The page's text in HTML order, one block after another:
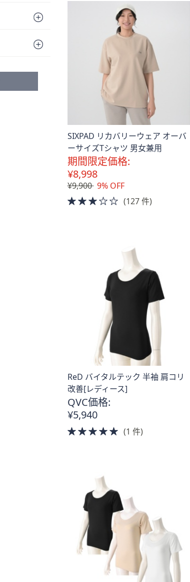
SIXPAD リカバリーウェア オーバ
ーサイズTシャツ 男女兼用
期間限定価格:
¥8,998
¥9,900 9% OFF
3.0
(127 件)
ReD バイタルテック 半袖 肩コリ
改善[レディース]
QVC価格:
¥5,940
5.0
(1 件)